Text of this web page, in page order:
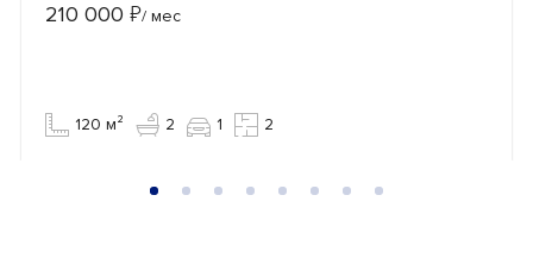
210 000 ₽/ мес
120 м² 2 1 2